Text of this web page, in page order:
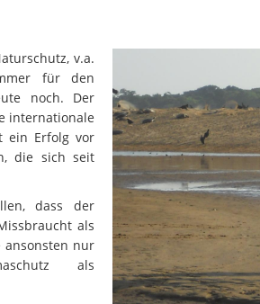
v.a.
für den
noch. Der
internationale
ein Erfolg vor
die sich seit
dass der
als
ansonsten nur
als